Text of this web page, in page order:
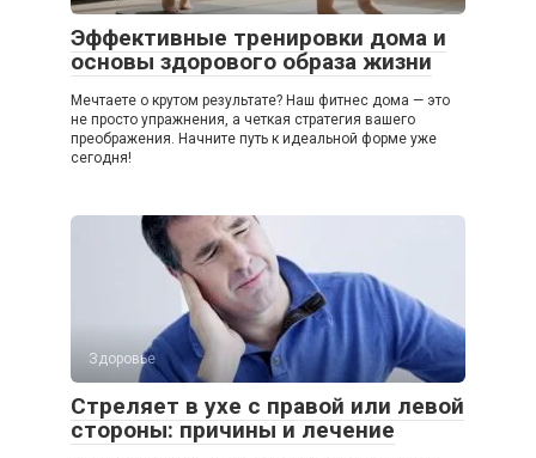
Эффективные тренировки дома и
основы здорового образа жизни
Мечтаете о крутом результате? Наш фитнес дома — это
не просто упражнения, а четкая стратегия вашего
преображения. Начните путь к идеальной форме уже
сегодня!
Здоровье
Стреляет в ухе с правой или левой
стороны: причины и лечение